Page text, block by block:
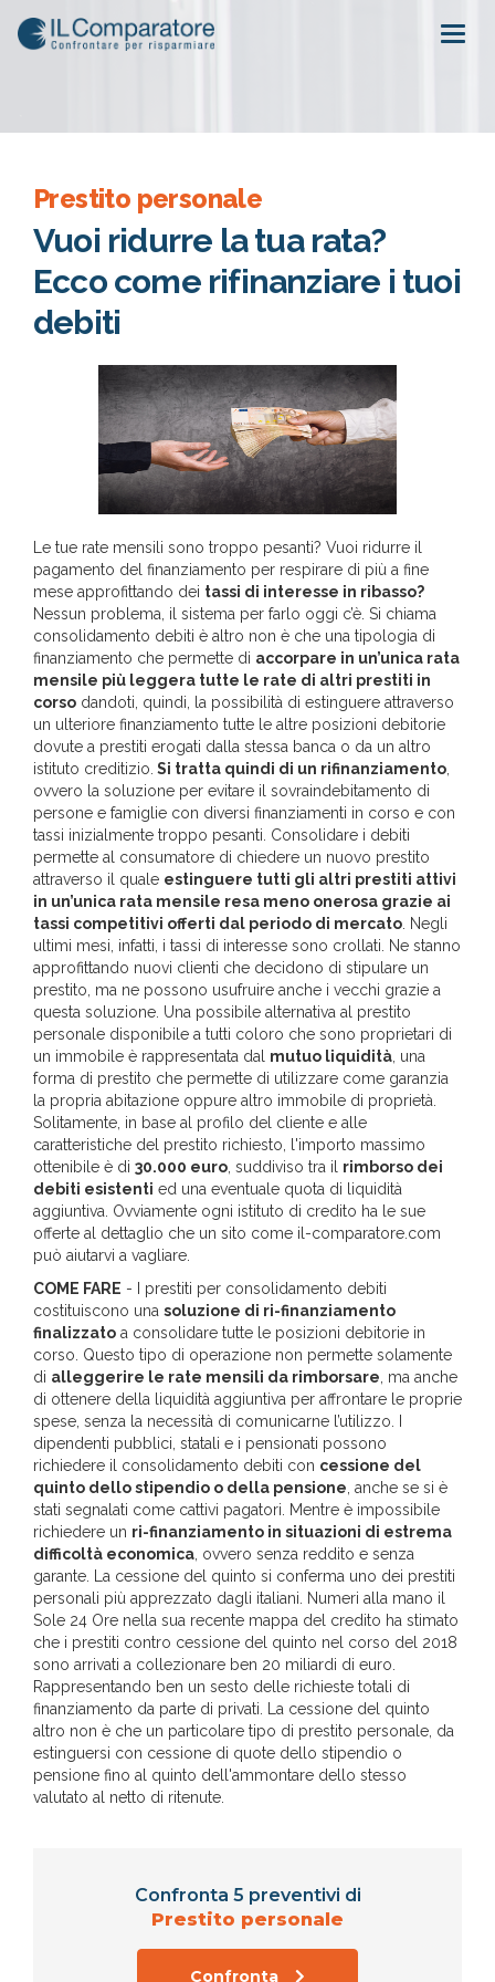
Prestito personale
Vuoi ridurre la tua rata?
Ecco come rifinanziare i tuoi
debiti
Le tue rate mensili sono troppo pesanti? Vuoi ridurre il
pagamento del finanziamento per respirare di più a fine
mese approfittando dei tassi di interesse in ribasso?
Nessun problema, il sistema per farlo oggi c’è. Si chiama
consolidamento debiti è altro non è che una tipologia di
finanziamento che permette di accorpare in un’unica rata
mensile più leggera tutte le rate di altri prestiti in
corso dandoti, quindi, la possibilità di estinguere attraverso
un ulteriore finanziamento tutte le altre posizioni debitorie
dovute a prestiti erogati dalla stessa banca o da un altro
istituto creditizio. Si tratta quindi di un rifinanziamento
ovvero la soluzione per evitare il sovraindebitamento di
persone e famiglie con diversi finanziamenti in corso e con
tassi inizialmente troppo pesanti. Consolidare i debiti
permette al consumatore di chiedere un nuovo prestito
attraverso il quale estinguere tutti gli altri prestiti attivi
in un’unica rata mensile resa meno onerosa grazie ai
tassi competitivi offerti dal periodo di mercato . Negli
ultimi mesi, infatti, i tassi di interesse sono crollati. Ne stanno
approfittando nuovi clienti che decidono di stipulare un
prestito, ma ne possono usufruire anche i vecchi grazie a
questa soluzione. Una possibile alternativa al prestito
personale disponibile a tutti coloro che sono proprietari di
un immobile è rappresentata dal mutuo liquidità , una
forma di prestito che permette di utilizzare come garanzia
la propria abitazione oppure altro immobile di proprietà.
Solitamente, in base al profilo del cliente e alle
caratteristiche del prestito richiesto, l'importo massimo
ottenibile è di 30.000 euro , suddiviso tra il rimborso dei
debiti esistenti ed una eventuale quota di liquidità
aggiuntiva. Ovviamente ogni istituto di credito ha le sue
offerte al dettaglio che un sito come il-comparatore.com
può aiutarvi a vagliare.
COME FARE - I prestiti per consolidamento debiti
costituiscono una soluzione di ri-finanziamento
finalizzato a consolidare tutte le posizioni debitorie in
corso. Questo tipo di operazione non permette solamente
di alleggerire le rate mensili da rimborsare , ma anche
di ottenere della liquidità aggiuntiva per affrontare le proprie
spese, senza la necessità di comunicarne l’utilizzo. I
dipendenti pubblici, statali e i pensionati possono
richiedere il consolidamento debiti con cessione del
quinto dello stipendio o della pensione , anche se si è
stati segnalati come cattivi pagatori. Mentre è impossibile
richiedere un ri-finanziamento in situazioni di estrema
difficoltà economica , ovvero senza reddito e senza
garante. La cessione del quinto si conferma uno dei prestiti
personali più apprezzato dagli italiani. Numeri alla mano il
Sole 24 Ore nella sua recente mappa del credito ha stimato
che i prestiti contro cessione del quinto nel corso del 2018
sono arrivati a collezionare ben 20 miliardi di euro.
Rappresentando ben un sesto delle richieste totali di
finanziamento da parte di privati. La cessione del quinto
altro non è che un particolare tipo di prestito personale, da
estinguersi con cessione di quote dello stipendio o
pensione fino al quinto dell'ammontare dello stesso
valutato al netto di ritenute.
Confronta 5 preventivi di
Prestito personale
Confronta